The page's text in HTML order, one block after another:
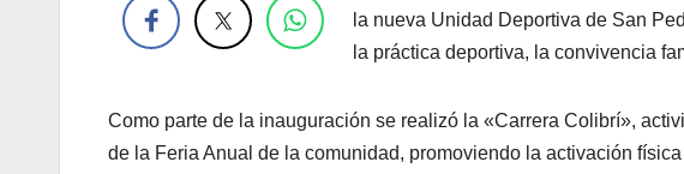
la nueva Unidad Deportiva de San
la práctica deportiva, la convivencia
Como parte de la inauguración se realizó la «Carrera Colibrí»,
de la Feria Anual de la comunidad, promoviendo la activación